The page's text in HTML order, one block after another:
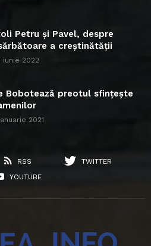
Petru și Pavel, despre
a creștinătății
iunie 2022
Bobotează preotul sfințește
2021
RSS
TWITTER
YOUTUBE